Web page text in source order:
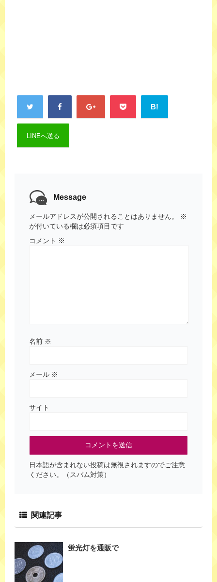
B!
LINEへ送る
Message
メールアドレスが公開されることはありません。
※
が付いている欄は必須項目です
コメント ※
名前 ※
メール ※
サイト
日本語が含まれない投稿は無視されますのでご注意
ください。（スパム対策）
関連記事
蛍光灯を通販で